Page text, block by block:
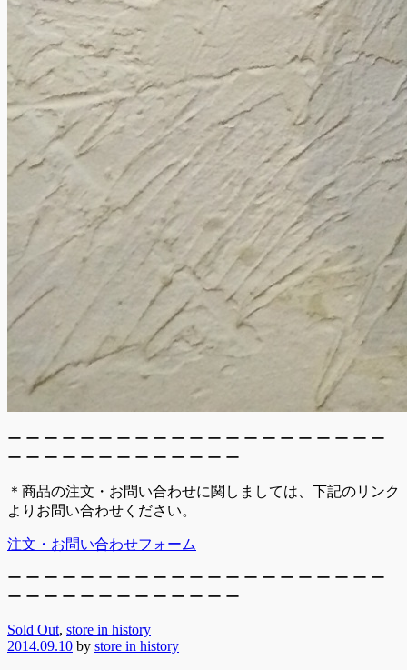
ー ー ー ー ー ー ー ー ー ー ー ー ー ー ー ー ー ー ー ー ー
ー ー ー ー ー ー ー ー ー ー ー ー ー
＊商品の注文・お問い合わせに関しましては、下記のリンク
よりお問い合わせください。
注文・お問い合わせフォーム
ー ー ー ー ー ー ー ー ー ー ー ー ー ー ー ー ー ー ー ー ー
ー ー ー ー ー ー ー ー ー ー ー ー ー
Sold Out, store in history
2014.09.10 by store in history